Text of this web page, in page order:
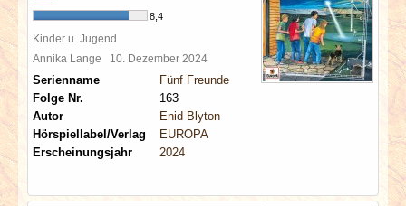
8,4
Kinder u. Jugend
Annika Lange 10. Dezember 2024
Serienname
Fünf Freunde
Folge Nr.
163
Autor
Enid Blyton
Hörspiellabel/Verlag
EUROPA
Erscheinungsjahr
2024